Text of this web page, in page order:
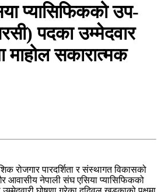
प्यासिफिकको उप-
पदका उम्मेदवार
माहोल सकारात्मक
रोजगार पारदर्शिता र संस्थागत विकासको
आवासीय नेपाली संघ एसिया प्यासिफिकको